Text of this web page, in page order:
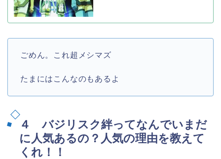
ごめん。これ超メシマズ
たまにはこんなのもあるよ
４ バジリスク絆ってなんでいまだ
に人気あるの？人気の理由を教えて
くれ！！